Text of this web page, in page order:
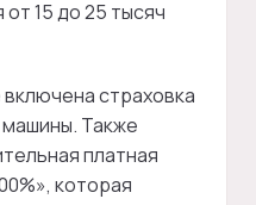
15 до 25 тысяч
страховка
Также
платная
которая